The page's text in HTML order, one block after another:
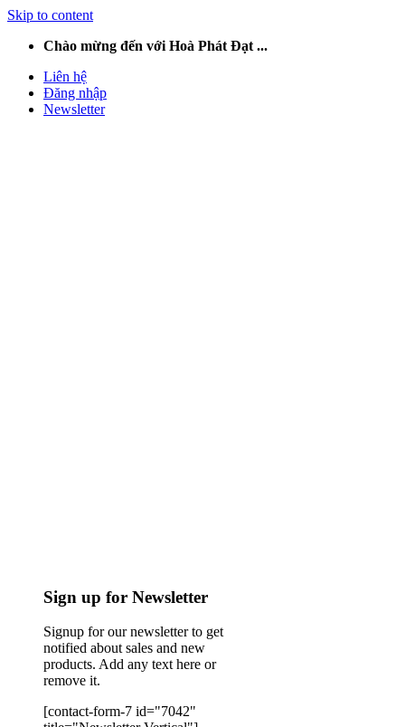
Skip to content
Chào mừng đến với Hoà Phát Đạt ...
Liên hệ
Đăng nhập
Newsletter
Sign up for Newsletter
Signup for our newsletter to get
notified about sales and new
products. Add any text here or
remove it.
[contact-form-7 id="7042"